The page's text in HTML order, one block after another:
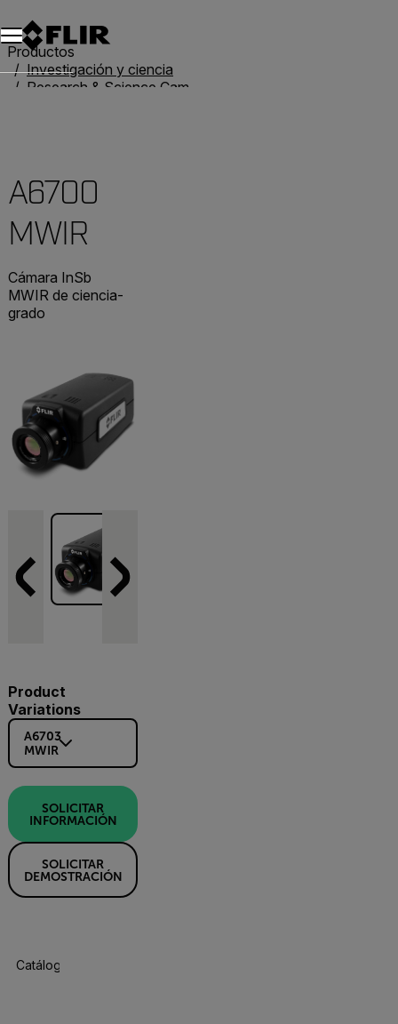
Productos
Investigación y ciencia
Research & Science Cameras
A6700
MWIR
Cámara InSb
MWIR de ciencia-
grado
Product
Variations
A6703
MWIR
SOLICITAR
INFORMACIÓN
SOLICITAR
DEMOSTRACIÓN
Catálogo De Productos